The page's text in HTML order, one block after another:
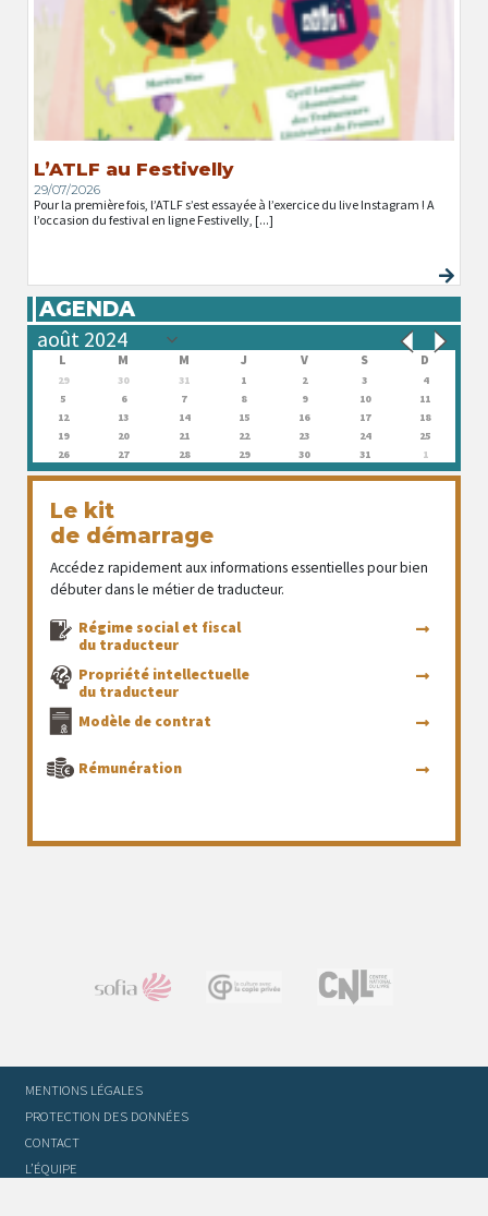
L’ATLF au Festivelly
29/07/2026
Pour la première fois, l’ATLF s’est essayée à l’exercice du live Instagram ! A
l’occasion du festival en ligne Festivelly, [...]
AGENDA
L M M J V S D
29 30 31 1 2 3
4
5
6 7 8 9 10
11
12
13 14 15 16 17
18
19
20 21 22 23 24
25
26
27 28 29 30 31 1
Le kit
de démarrage
Accédez rapidement aux informations essentielles pour bien
débuter dans le métier de traducteur.
Régime social et fiscal
du traducteur
Propriété intellectuelle
du traducteur
Modèle de contrat
Rémunération
MENTIONS LÉGALES
PROTECTION DES DONNÉES
CONTACT
L’ÉQUIPE